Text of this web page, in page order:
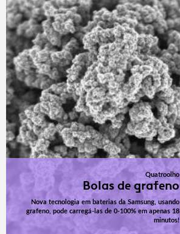
Quatroolho
Bolas de grafeno
Nova tecnologia em baterias da Samsung, usando
grafeno, pode carregá-las de 0-100% em apenas 18
minutos!